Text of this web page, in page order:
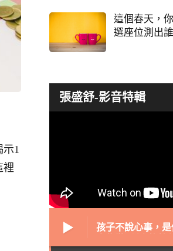
1
裡
這個春天，
選座位測出
張盛舒-影音特輯
孩子不說心事，